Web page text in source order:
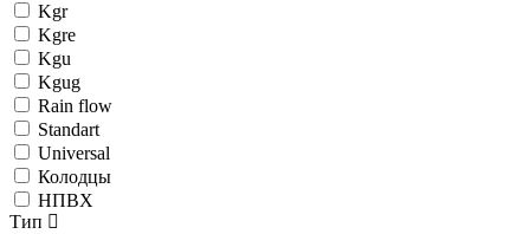
Kgr
Kgre
Kgu
Kgug
Rain flow
Standart
Universal
Колодцы
НПВХ
Тип